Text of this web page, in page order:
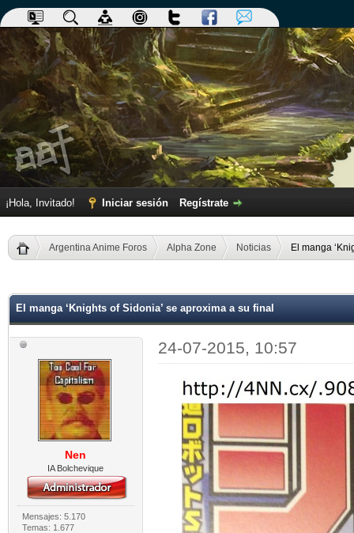
¡Hola, Invitado! Iniciar sesión Regístrate
Argentina Anime Foros Alpha Zone Noticias El manga
El manga ‘Knights of Sidonia’ se aproxima a su final
Nen
IA Bolchevique
Mensajes: 5.170
Temas: 1.677
24-07-2015, 10:57